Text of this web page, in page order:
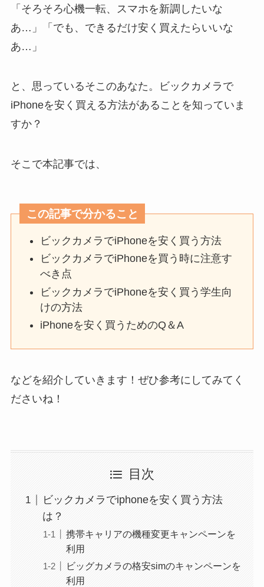
「そろそろ心機一転、スマホを新調したいな
あ…」「でも、できるだけ安く買えたらいいな
あ…」
と、思っているそこのあなた。ビックカメラで
iPhoneを安く買える方法があることを知っていま
すか？
そこで本記事では、
この記事で分かること
ビックカメラでiPhoneを安く買う方法
ビックカメラでiPhoneを買う時に注意す
べき点
ビックカメラでiPhoneを安く買う学生向
けの方法
iPhoneを安く買うためのQ＆A
などを紹介していきます！ぜひ参考にしてみてく
ださいね！
目次
ビックカメラでiphoneを安く買う方法
は？
携帯キャリアの機種変更キャンペーンを
利用
ビッグカメラの格安simのキャンペーンを
利用